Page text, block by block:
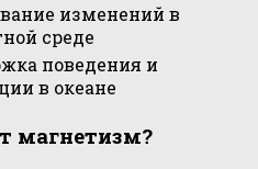
изменений в
среде
поведения и
в океане
магнетизм?